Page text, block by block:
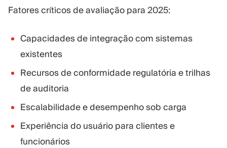
Fatores críticos de avaliação para 2025:
Capacidades de integração com sistemas
existentes
Recursos de conformidade regulatória e trilhas
de auditoria
Escalabilidade e desempenho sob carga
Experiência do usuário para clientes e
funcionários